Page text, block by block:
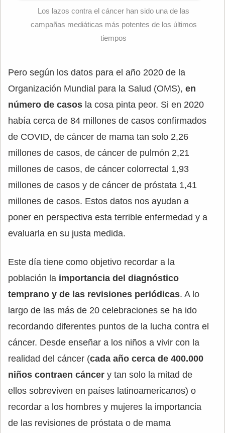
Los lazos contra el cáncer han sido una de las
campañas mediáticas más potentes de los últimos
tiempos
Pero según los datos para el año 2020 de la
Organización Mundial para la Salud (OMS), en
número de casos la cosa pinta peor. Si en 2020
había cerca de 84 millones de casos confirmados
de COVID, de cáncer de mama tan solo 2,26
millones de casos, de cáncer de pulmón 2,21
millones de casos, de cáncer colorrectal 1,93
millones de casos y de cáncer de próstata 1,41
millones de casos. Estos datos nos ayudan a
poner en perspectiva esta terrible enfermedad y a
evaluarla en su justa medida.
Este día tiene como objetivo recordar a la
población la importancia del diagnóstico
temprano y de las revisiones periódicas. A lo
largo de las más de 20 celebraciones se ha ido
recordando diferentes puntos de la lucha contra el
cáncer. Desde enseñar a los niños a vivir con la
realidad del cáncer (cada año cerca de 400.000
niños contraen cáncer y tan solo la mitad de
ellos sobreviven en países latinoamericanos) o
recordar a los hombres y mujeres la importancia
de las revisiones de próstata o de mama